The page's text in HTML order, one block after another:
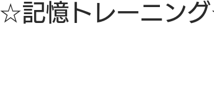
☆記憶トレーニン